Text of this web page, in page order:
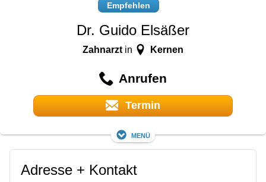
Empfehlen
Dr. Guido Elsäßer
Zahnarzt in Kernen
Anrufen
Termin
Menü
Adresse + Kontakt